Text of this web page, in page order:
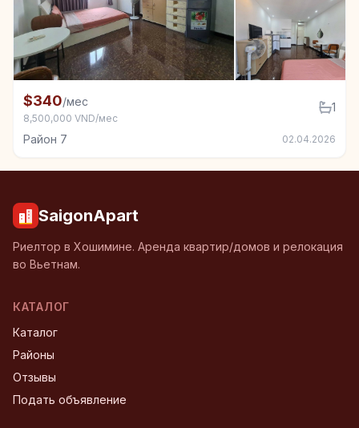
Комната в аренду в Район 7
$340/мес
8,500,000 VND/мес
1
Район 7 02.04.2026
SaigonApart
Риелтор в Хошимине. Аренда квартир/домов и релокация
во Вьетнам.
КАТАЛОГ
Каталог
Районы
Отзывы
Подать объявление